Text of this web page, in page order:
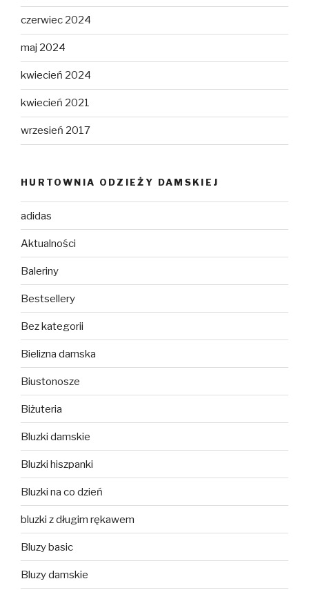
czerwiec 2024
maj 2024
kwiecień 2024
kwiecień 2021
wrzesień 2017
HURTOWNIA ODZIEŻY DAMSKIEJ
adidas
Aktualności
Baleriny
Bestsellery
Bez kategorii
Bielizna damska
Biustonosze
Biżuteria
Bluzki damskie
Bluzki hiszpanki
Bluzki na co dzień
bluzki z długim rękawem
Bluzy basic
Bluzy damskie